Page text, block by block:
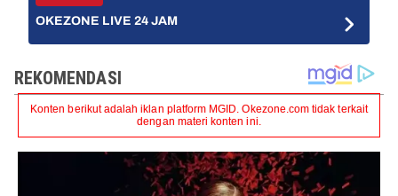
OKEZONE LIVE 24 JAM